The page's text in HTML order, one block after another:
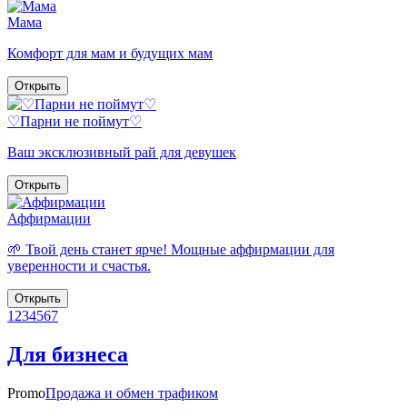
Мама
Комфорт для мам и будущих мам
Открыть
♡Парни не поймут♡
Ваш эксклюзивный рай для девушек
Открыть
Аффирмации
🌱 Твой день станет ярче! Мощные аффирмации для
уверенности и счастья.
Открыть
1 234567
Для бизнеса
PromoПродажа и обмен трафиком